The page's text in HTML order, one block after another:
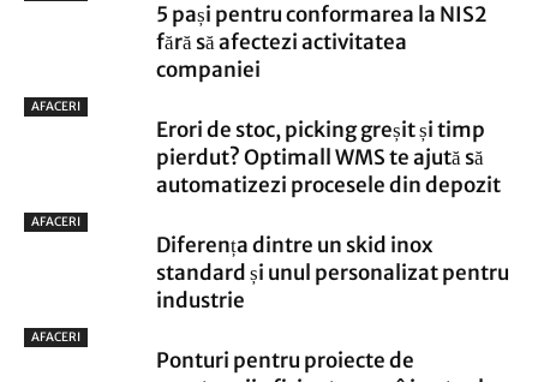
5 pași pentru conformarea la NIS2
fără să afectezi activitatea
companiei
AFACERI
Erori de stoc, picking greșit și timp
pierdut? Optimall WMS te ajută să
automatizezi procesele din depozit
AFACERI
Diferența dintre un skid inox
standard și unul personalizat pentru
industrie
AFACERI
Ponturi pentru proiecte de